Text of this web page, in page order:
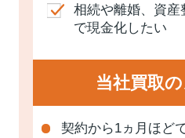
相続や離婚、資産
で現金化したい
当社買取
契約から1ヵ月ほど